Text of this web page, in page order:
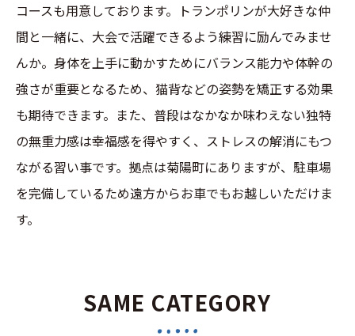
コースも用意しております。トランポリンが大好きな仲
間と一緒に、大会で活躍できるよう練習に励んでみませ
んか。身体を上手に動かすためにバランス能力や体幹の
強さが重要となるため、猫背などの姿勢を矯正する効果
も期待できます。また、普段はなかなか味わえない独特
の無重力感は幸福感を得やすく、ストレスの解消にもつ
ながる習い事です。拠点は菊陽町にありますが、駐車場
を完備しているため遠方からお車でもお越しいただけま
す。
SAME CATEGORY